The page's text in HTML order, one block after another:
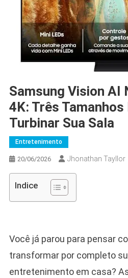
Samsung Vision AI
4K: Três
Turbinar Sua Sala
Entretenimento
20/06/2026 Jhonathan Tayllor
Indice
Você já parou para pensar
transformar por completo
entretenimento em casa?